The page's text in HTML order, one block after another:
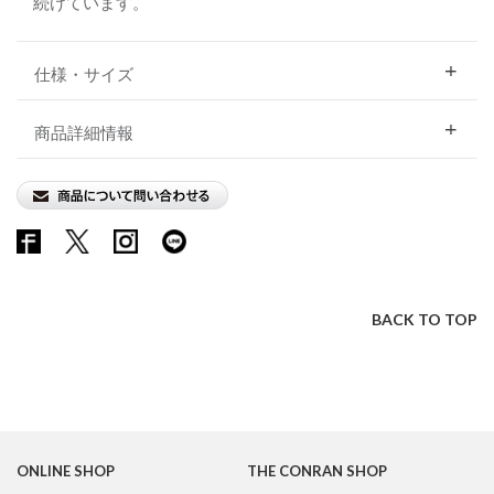
仕様・サイズ
商品詳細情報
BACK TO TOP
ONLINE SHOP THE CONRAN SHOP